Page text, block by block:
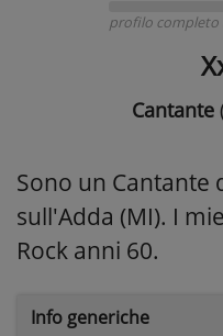
profilo completo
Cantante
Sono un Cantante
sull'Adda (MI). I
Rock anni 60.
Info generiche